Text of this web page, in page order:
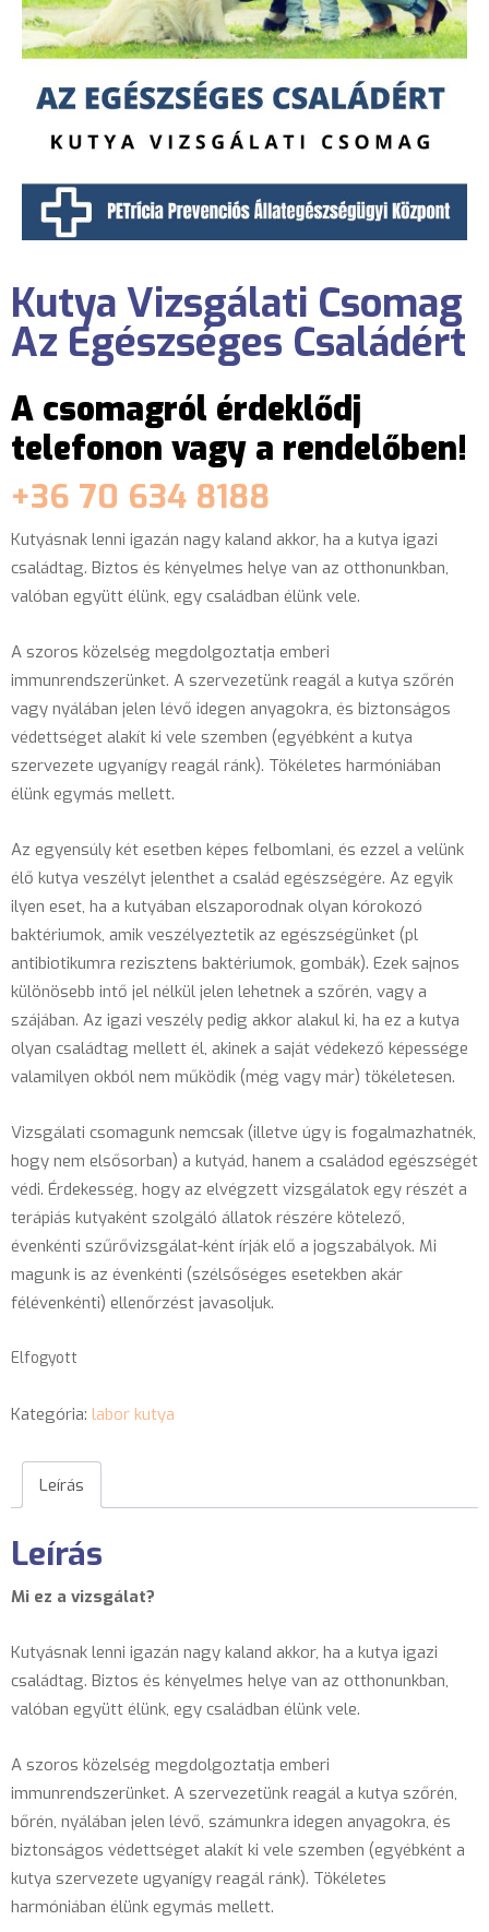
Kutya Vizsgálati Csomag
Az Egészséges Családért
A csomagról érdeklődj
telefonon vagy a rendelőben!
+36 70 634 8188
Kutyásnak lenni igazán nagy kaland akkor, ha a kutya igazi
családtag. Biztos és kényelmes helye van az otthonunkban,
valóban együtt élünk, egy családban élünk vele.
A szoros közelség megdolgoztatja emberi
immunrendszerünket. A szervezetünk reagál a kutya szőrén
vagy nyálában jelen lévő idegen anyagokra, és biztonságos
védettséget alakít ki vele szemben (egyébként a kutya
szervezete ugyanígy reagál ránk). Tökéletes harmóniában
élünk egymás mellett.
Az egyensúly két esetben képes felbomlani, és ezzel a velünk
élő kutya veszélyt jelenthet a család egészségére. Az egyik
ilyen eset, ha a kutyában elszaporodnak olyan kórokozó
baktériumok, amik veszélyeztetik az egészségünket (pl
antibiotikumra rezisztens baktériumok, gombák). Ezek sajnos
különösebb intő jel nélkül jelen lehetnek a szőrén, vagy a
szájában. Az igazi veszély pedig akkor alakul ki, ha ez a kutya
olyan családtag mellett él, akinek a saját védekező képessége
valamilyen okból nem működik (még vagy már) tökéletesen.
Vizsgálati csomagunk nemcsak (illetve úgy is fogalmazhatnék,
hogy nem elsősorban) a kutyád, hanem a családod egészségét
védi. Érdekesség, hogy az elvégzett vizsgálatok egy részét a
terápiás kutyaként szolgáló állatok részére kötelező,
évenkénti szűrővizsgálat-ként írják elő a jogszabályok. Mi
magunk is az évenkénti (szélsőséges esetekben akár
félévenkénti) ellenőrzést javasoljuk.
Elfogyott
Kategória: labor kutya
Leírás
Leírás
Mi ez a vizsgálat?
Kutyásnak lenni igazán nagy kaland akkor, ha a kutya igazi
családtag. Biztos és kényelmes helye van az otthonunkban,
valóban együtt élünk, egy családban élünk vele.
A szoros közelség megdolgoztatja emberi
immunrendszerünket. A szervezetünk reagál a kutya szőrén,
bőrén, nyálában jelen lévő, számunkra idegen anyagokra, és
biztonságos védettséget alakít ki vele szemben (egyébként a
kutya szervezete ugyanígy reagál ránk). Tökéletes
harmóniában élünk egymás mellett.